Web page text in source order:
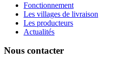
Fonctionnement
Les villages de livraison
Les producteurs
Actualités
Nous contacter